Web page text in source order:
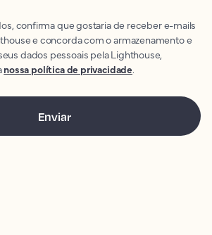
confirma que gostaria de receber e-mails
e concorda com o armazenamento e
dados pessoais pela Lighthouse,
nossa política de privacidade.